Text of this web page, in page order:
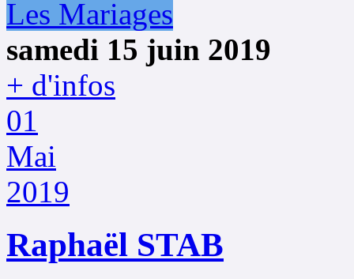
Les Mariages
samedi 15 juin 2019
+ d'infos
01
Mai
2019
Raphaël STAB